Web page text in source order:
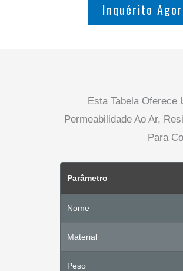
Inquérito
Esta Tabela Oferece
Permeabilidade Ao Ar,
Para
Parâmetro
Nome
Material
Peso